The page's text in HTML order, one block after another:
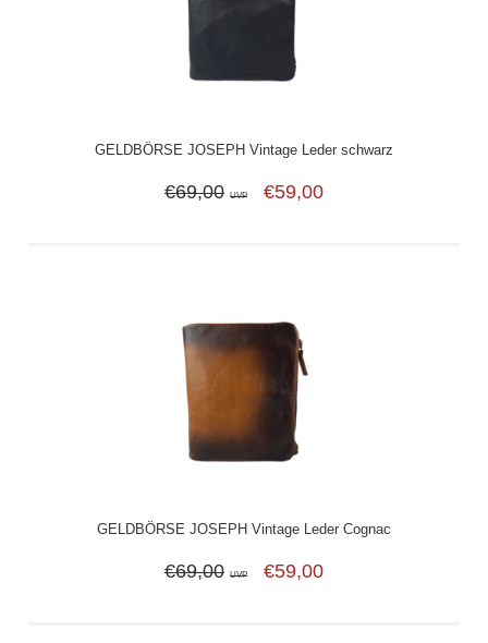
GELDBÖRSE JOSEPH Vintage Leder schwarz
€69,00 UVP €59,00
GELDBÖRSE JOSEPH Vintage Leder Cognac
€69,00 UVP €59,00